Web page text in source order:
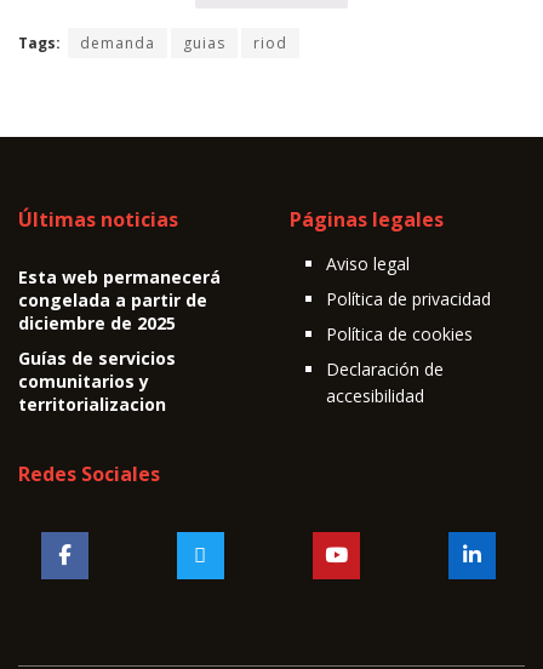
Tags: demanda guias riod
Últimas noticias
Esta web permanecerá
congelada a partir de
diciembre de 2025
Guías de servicios
comunitarios y
territorializacion
Páginas legales
Aviso legal
Política de privacidad
Política de cookies
Declaración de
accesibilidad
Redes Sociales